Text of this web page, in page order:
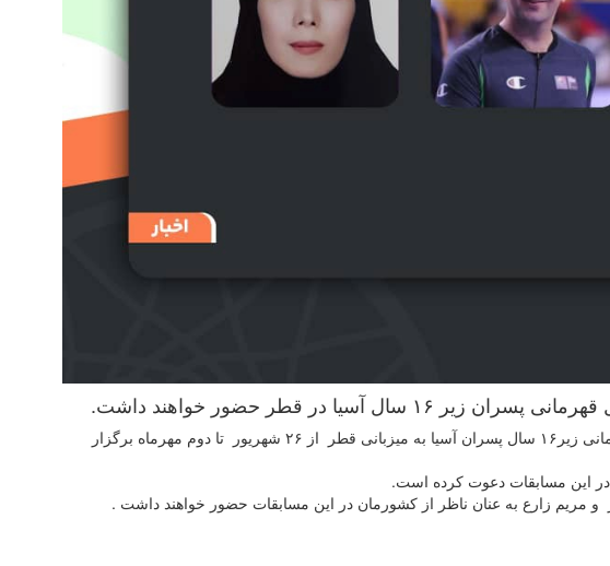
در قطر حضور خواهند داشت.
به گزارش روابط عمومی فدراسیون بسکتبال، مسابقات قهرمانی زیر۱۶ سال پسران آسیا به میزبانی قطر از ۲۶ شهریور تا دوم مهرماه برگزار
در این مسابقات دعوت کرده است.
مریم زارع به عنان ناظر از کشورمان در این مسابقات حضور خواهند داشت .